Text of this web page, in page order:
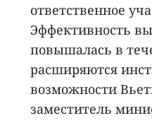
ответственное
Эффективность
повышалась в
расширяются
возможности
заместитель